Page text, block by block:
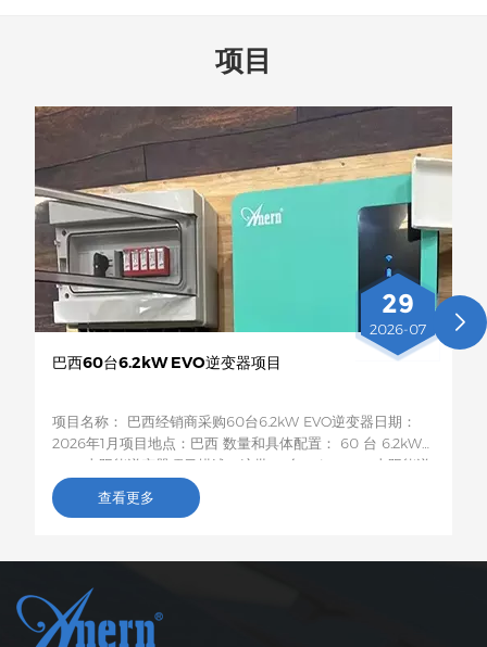
项目
29
2026-07
巴西60台6.2kW EVO逆变器项目
项目名称： 巴西经销商采购60台6.2kW EVO逆变器日期：
2026年1月项目地点：巴西 数量和具体配置： 60 台 6.2kW
EVO 太阳能逆变器项目描述：这批60台6.2kW EVO太阳能逆
变器将运往巴西，用于农村居民和小型企业的光伏储能项目。
这款6.2kW混合型逆变器支持双路交流输出，具备智能低电压
查看更多